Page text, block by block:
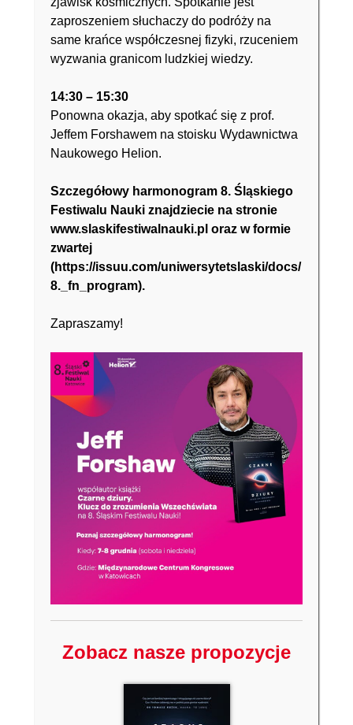
zaproszeniem słuchaczy do podróży na
same krańce współczesnej fizyki, rzuceniem
wyzwania granicom ludzkiej wiedzy.
14:30 – 15:30
Ponowna okazja, aby spotkać się z prof.
Jeffem Forshawem na stoisku Wydawnictwa
Naukowego Helion.
Szczegółowy harmonogram 8. Śląskiego
Festiwalu Nauki znajdziecie na stronie
www.slaskifestiwalnauki.pl oraz w formie
zwartej
(https://issuu.com/uniwersytetslaski/docs/
8._fn_program).
Zapraszamy!
Zobacz nasze propozycje